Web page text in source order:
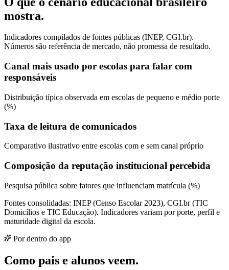
mostra.
Indicadores compilados de fontes públicas (INEP, CGI.br).
Números são referência de mercado, não promessa de resultado.
Canal mais usado por escolas para falar com
responsáveis
Distribuição típica observada em escolas de pequeno e médio porte
(%)
Taxa de leitura de comunicados
Comparativo ilustrativo entre escolas com e sem canal próprio
Composição da reputação institucional percebida
Pesquisa pública sobre fatores que influenciam matrícula (%)
Fontes consolidadas: INEP (Censo Escolar 2023), CGI.br (TIC
Domicílios e TIC Educação). Indicadores variam por porte, perfil e
maturidade digital da escola.
Por dentro do app
Como pais e alunos veem.